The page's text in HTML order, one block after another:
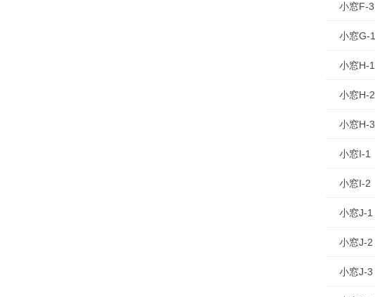
小窓F-3
小窓G-1
小窓H-1
小窓H-2
小窓H-3
小窓I-1
小窓I-2
小窓J-1
小窓J-2
小窓J-3